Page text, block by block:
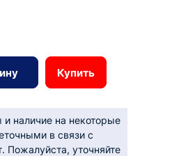
Купить
наличие на некоторые
в связи с
Пожалуйста, уточняйте